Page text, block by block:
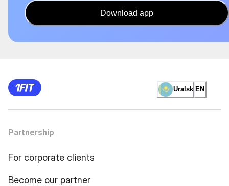
Download app
Uralsk EN
Partnership
For corporate clients
Become our partner